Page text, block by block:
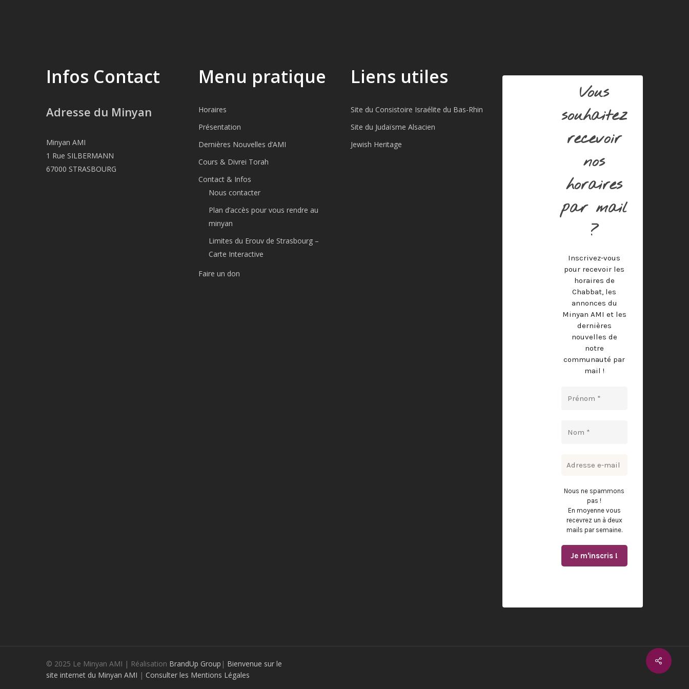
Infos Contact
Adresse du Minyan
Minyan AMI
1 Rue SILBERMANN
67000 STRASBOURG
Menu pratique
Horaires
Présentation
Dernières Nouvelles d’AMI
Cours & Divrei Torah
Contact & Infos
Nous contacter
Plan d’accès pour vous rendre au
minyan
Limites du Erouv de Strasbourg –
Carte Interactive
Faire un don
Liens utiles
Site du Consistoire Israélite du Bas-Rhin
Site du Judaïsme Alsacien
Jewish Heritage
Vous
souhaitez
recevoir
nos
horaires
par mail
?
Inscrivez-vous
pour recevoir les
horaires de
Chabbat, les
annonces du
Minyan AMI et les
dernières
nouvelles de
notre
communauté par
mail !
Nous ne spammons
pas !
En moyenne vous
recevrez un à deux
mails par semaine.
© 2025 Le Minyan AMI | Réalisation BrandUp Group | Bienvenue sur le
site internet du Minyan AMI | Consulter les Mentions Légales